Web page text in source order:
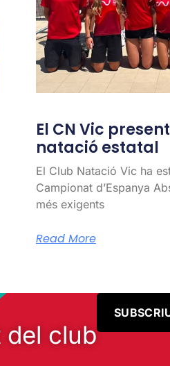
El CN Vic
natació estatal
El Club Natació Vic ha
Campionat d’Espanya
més exigents
Read More
del club